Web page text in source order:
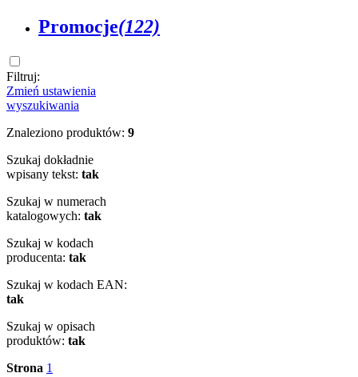
Promocje(122)
Filtruj:
Zmień ustawienia
wyszukiwania
Znaleziono produktów: 9
Szukaj dokładnie
wpisany tekst: tak
Szukaj w numerach
katalogowych: tak
Szukaj w kodach
producenta: tak
Szukaj w kodach EAN:
tak
Szukaj w opisach
produktów: tak
Strona 1